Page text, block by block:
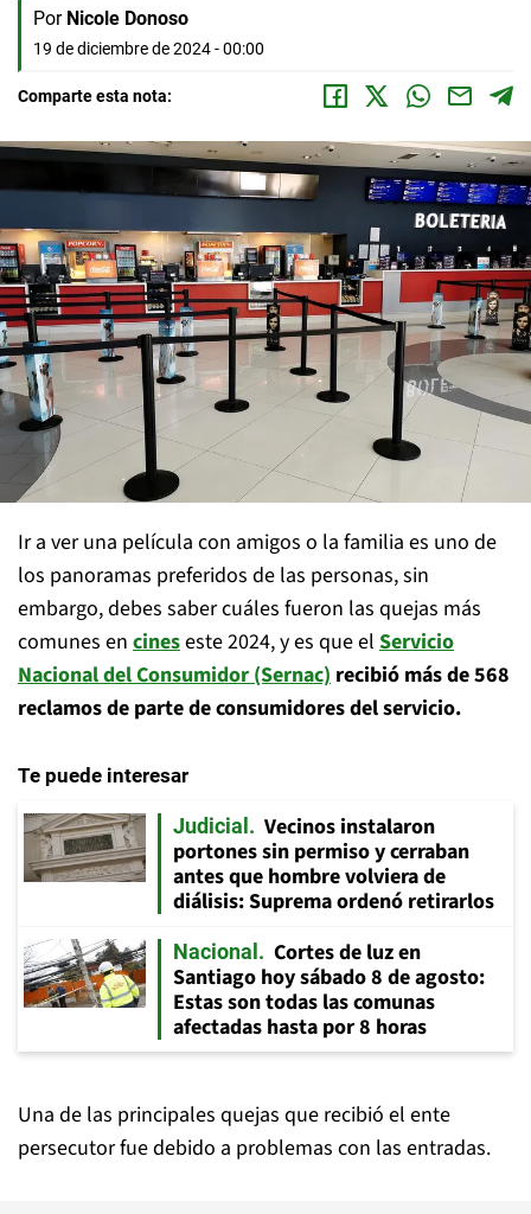
Por Nicole Donoso
19 de diciembre de 2024 - 00:00
Comparte esta nota:
Ir a ver una película con amigos o la familia es uno de
los panoramas preferidos de las personas, sin
embargo, debes saber cuáles fueron las quejas más
comunes en cineseste 2024, y es que el Servicio
Nacional del Consumidor (Sernac) recibió más de 568
reclamos de parte de consumidores del servicio.
Te puede interesar
Judicial
Vecinos instalaron
portones sin permiso y cerraban
antes que hombre volviera de
diálisis: Suprema ordenó retirarlos
Nacional
Cortes de luz en
Santiago hoy sábado 8 de agosto:
Estas son todas las comunas
afectadas hasta por 8 horas
Una de las principales quejas que recibió el ente
persecutor fue debido a problemas con las entradas.